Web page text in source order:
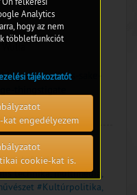
for-politics-sake-
thingstigate
festészet,
technika, multimédia,
#Kultúrpolitika,
Analytics
hogy az nem
többletfunkciót
tájékoztatót
kat engedélyezem
cookie-kat is.